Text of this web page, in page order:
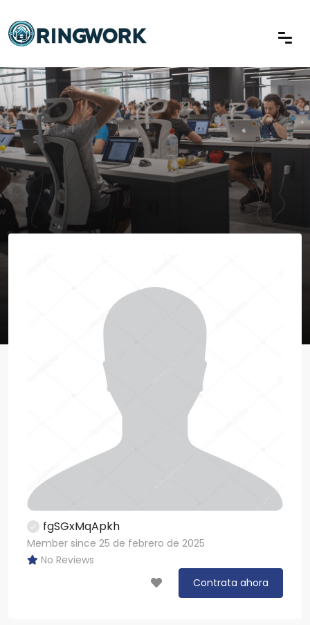
fgSGxMqApkh
Member since 25 de febrero de 2025
No Reviews
Contrata ahora